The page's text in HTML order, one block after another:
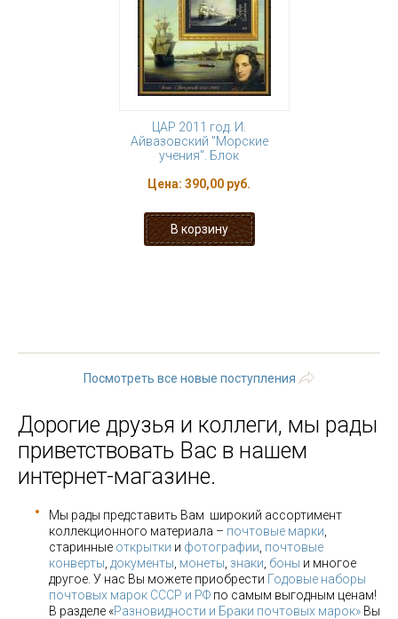
ЦАР 2011 год. И.
Айвазовский "Морские
учения". Блок
Цена: 390,00 руб.
Посмотреть все новые поступления
Дорогие друзья и коллеги, мы рады
приветствовать Вас в нашем
интернет-магазине.
Мы рады представить Вам широкий ассортимент
коллекционного материала – почтовые марки
старинные открытки и фотографии почтовые
конверты документы монеты знаки боны и многое
другое. У нас Вы можете приобрести Годовые наборы
почтовых марок СССР и РФ по самым выгодным ценам!
В разделе «Разновидности и Браки почтовых марок» Вы